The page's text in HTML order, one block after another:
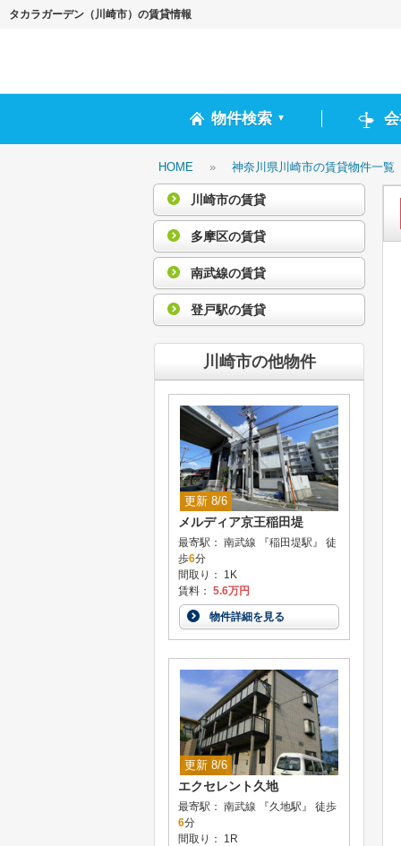
タカラガーデン（川崎市）の賃貸情報
物件検索 ▼
HOME » 神奈川県川崎市の賃貸物件一覧
川崎市の賃貸
多摩区の賃貸
南武線の賃貸
登戸駅の賃貸
川崎市の他物件
更新 8/6
メルディア京王稲田堤
最寄駅： 南武線 『稲田堤駅』 徒
歩6分
間取り： 1K
賃料： 5.6万円
物件詳細を見る
更新 8/6
エクセレント久地
最寄駅： 南武線 『久地駅』 徒歩
6分
間取り： 1R